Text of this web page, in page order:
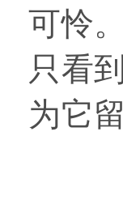
可怜
只看
为它